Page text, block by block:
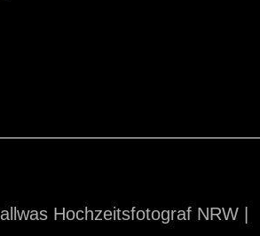
Hochzeitsfotograf NRW |